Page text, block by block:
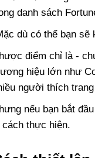
danh sách
dù có thể bạn
điểm chỉ là -
hiệu lớn như
người thích
nếu bạn bắt
cách thực hiện.